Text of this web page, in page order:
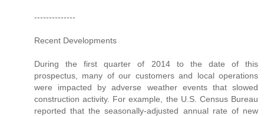
--------------
Recent Developments
During the first quarter of 2014 to the date of this
prospectus, many of our customers and local operations
were impacted by adverse weather events that slowed
construction activity. For example, the U.S. Census Bureau
reported that the seasonally-adjusted annual rate of new